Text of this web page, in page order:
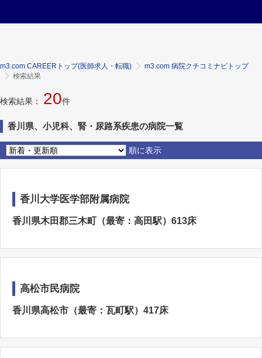
m3.com CAREERトップ(医師求人・転職)
m3.com 病院クチコミナビトップ
検索結果
検索結果： 20件
香川県、小児科、腎・尿路系疾患の病院一覧
順に表示
香川大学医学部附属病院
香川県木田郡三木町（最寄：高田駅）613床
高松市民病院
香川県高松市（最寄：瓦町駅）417床